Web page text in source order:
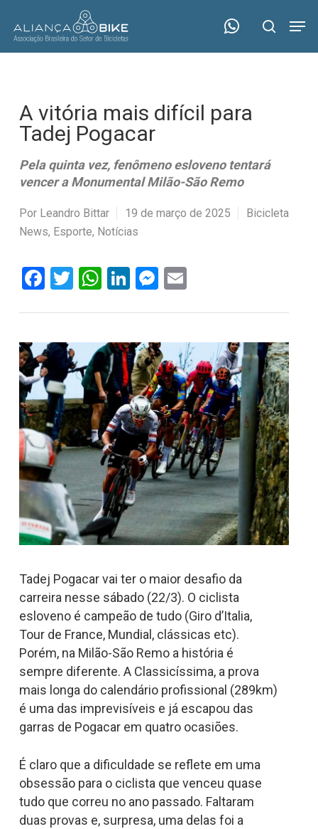
main
search
A vitória mais difícil para
Tadej Pogacar
Pela quinta vez, fenômeno esloveno tentará
vencer a Monumental Milão-São Remo
Por Leandro Bittar 19 de março de 2025
Bicicleta
News, Esporte, Notícias
Facebook
Twitter
WhatsApp
LinkedIn
Messenger
Email
Tadej Pogacar vai ter o maior desafio da
carreira nesse sábado (22/3). O ciclista
esloveno é campeão de tudo (Giro d’Italia,
Tour de France, Mundial, clássicas etc).
Porém, na Milão-São Remo a história é
sempre diferente. A Classicíssima, a prova
mais longa do calendário profissional (289km)
é uma das imprevisíveis e já escapou das
garras de Pogacar em quatro ocasiões.
É claro que a dificuldade se reflete em uma
obsessão para o ciclista que venceu quase
tudo que correu no ano passado. Faltaram
duas provas e, surpresa, uma delas foi a